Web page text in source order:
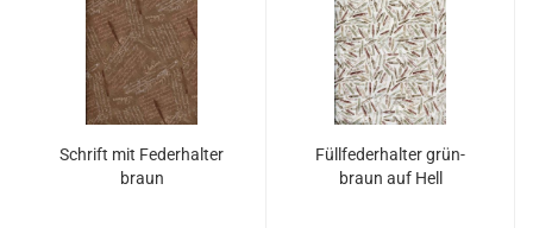
Schrift mit Federhalter
braun
Füllfederhalter grün-
braun auf Hell